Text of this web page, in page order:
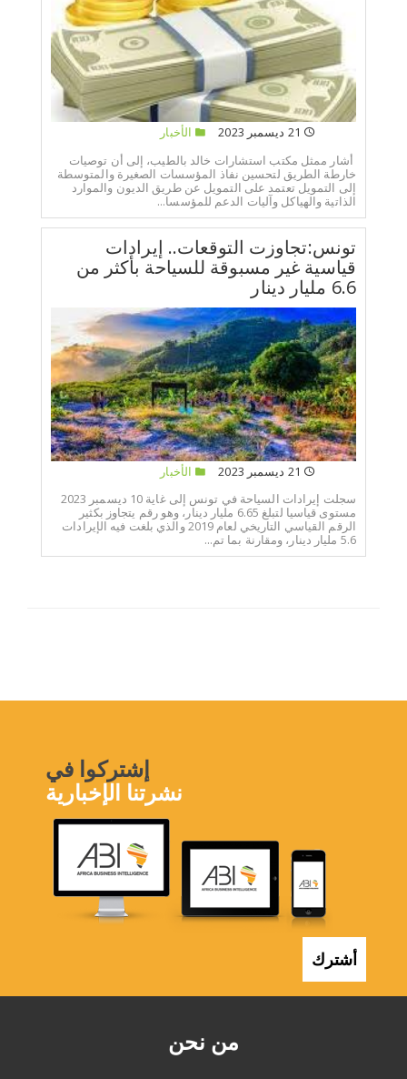
الأخبار
أشار ممثل مكتب استشارات خالد بالطيب، إلى أن توصيات
خارطة الطريق لتحسين نفاذ المؤسسات الصغيرة والمتوسطة
إلى التمويل تعتمد على التمويل عن طريق الديون والموارد
الذاتية والهياكل وآليات الدعم للمؤسسا...
تونس:تجاوزت التوقعات.. إيرادات
قياسية غير مسبوقة للسياحة بأكثر من
6.6 مليار دينار
الأخبار
سجلت إيرادات السياحة في تونس إلى غاية 10 ديسمبر 2023
مستوى قياسيا لتبلغ 6.65 مليار دينار، وهو رقم يتجاوز بكثير
الرقم القياسي التاريخي لعام 2019 والذي بلغت فيه الإيرادات
5.6 مليار دينار، ومقارنة بما تم...
من نحن
إشتركوا في
نشرتنا الإخبارية
أشترك